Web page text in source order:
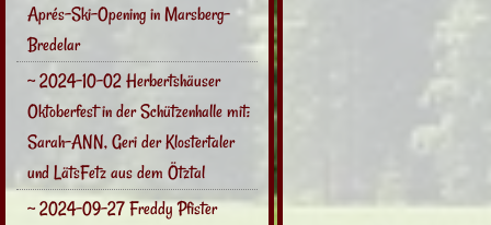
Aprés-Ski-Opening in Marsberg-
Bredelar
~ 2024-10-02 Herbertshäuser
Oktoberfest in der Schützenhalle mit:
Sarah-ANN, Geri der Klostertaler
und LätsFetz aus dem Ötztal
~ 2024-09-27 Freddy Pfister